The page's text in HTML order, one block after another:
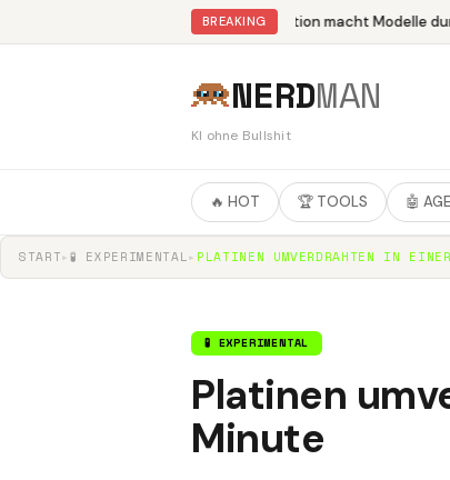
BREAKING
Abliteration macht Modelle
NERDMAN
KI ohne Bullshit
🔥 HOT 🏆 TOOLS 🤖
START▸ 🧪 EXPERIMENTAL▸ PLATINEN UMVERDRAHTEN IN
🧪 EXPERIMENTAL
Platinen
Minute